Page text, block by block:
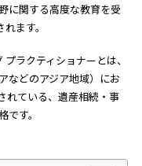
に関する高度な教育を受
ます。
ラクティショナーとは、
などのアジア地域）にお
れている、遺産相続・事
す。